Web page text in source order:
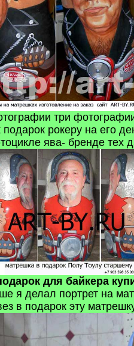
три
подарок рокеру на
ява- бренде
для байкера
я делал портрет на
в подарок эту